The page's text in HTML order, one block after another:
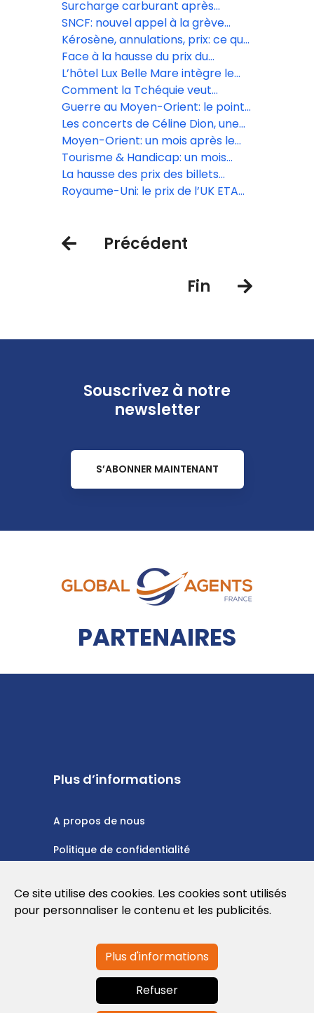
réservation de voyages avec
Booking.com, Expedia et
GetYourGuide
Surcharge carburant après
l’achat : Volotea rétropédale, mais
pas pour tous les voyageurs
SNCF: nouvel appel à la grève
massif le 10 juin
Kérosène, annulations, prix: ce que
le gouvernement a promis au
secteur aérien
Face à la hausse du prix du
kérosène, les compagnies low
cost, premières à annuler des vols
L’hôtel Lux Belle Mare intègre le
réseau Virtuoso
Comment la Tchéquie veut
muscler son tourisme et sortir de
l’ombre de Prague
Guerre au Moyen-Orient: le point
sur le trafic aérien ce lundi 13 avril
Les concerts de Céline Dion, une
manne financière pour le secteur
touristique
Moyen-Orient: un mois après le
début du conflit, une reprise du
trafic aérien très inégale
Tourisme & Handicap: un mois
d’animations inclusives en avril
La hausse des prix des billets
d’avion est « inévitable » selon Iata
Royaume-Uni: le prix de l’UK ETA
Précédent
Fin
Souscrivez à notre
newsletter
S’ABONNER MAINTENANT
PARTENAIRES
Plus d’informations
A propos de nous
Politique de confidentialité
Conditions d'utilisation
Contactez-nous
info@globalagents.net
Ce site utilise des cookies. Les cookies sont utilisés
pour personnaliser le contenu et les publicités.
Plus d'informations
Refuser